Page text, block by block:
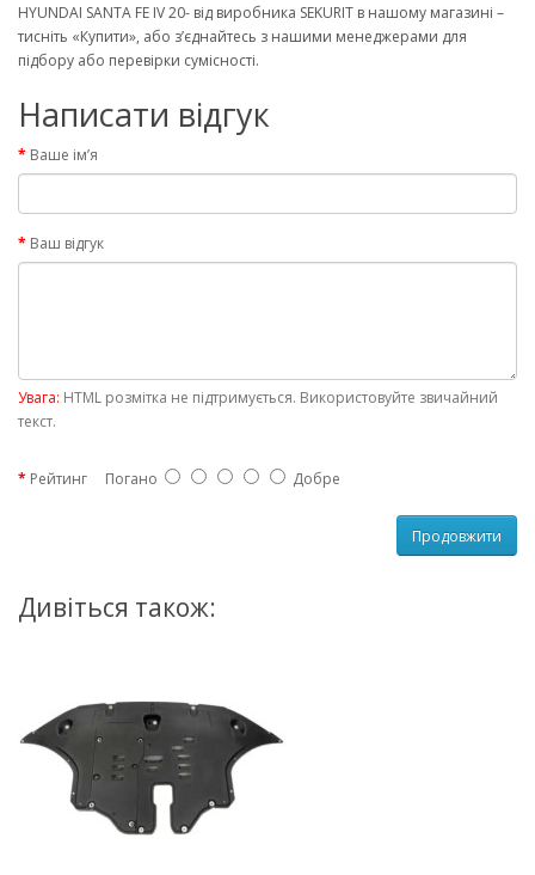
HYUNDAI SANTA FE IV 20- від виробника SEKURIT в нашому магазині –
тисніть «Купити», або з’єднайтесь з нашими менеджерами для
підбору або перевірки сумісності.
Написати відгук
Ваше ім’я
Ваш відгук
Увага: HTML розмітка не підтримується. Використовуйте звичайний
текст.
Рейтинг Погано Добре
Продовжити
Дивіться також: